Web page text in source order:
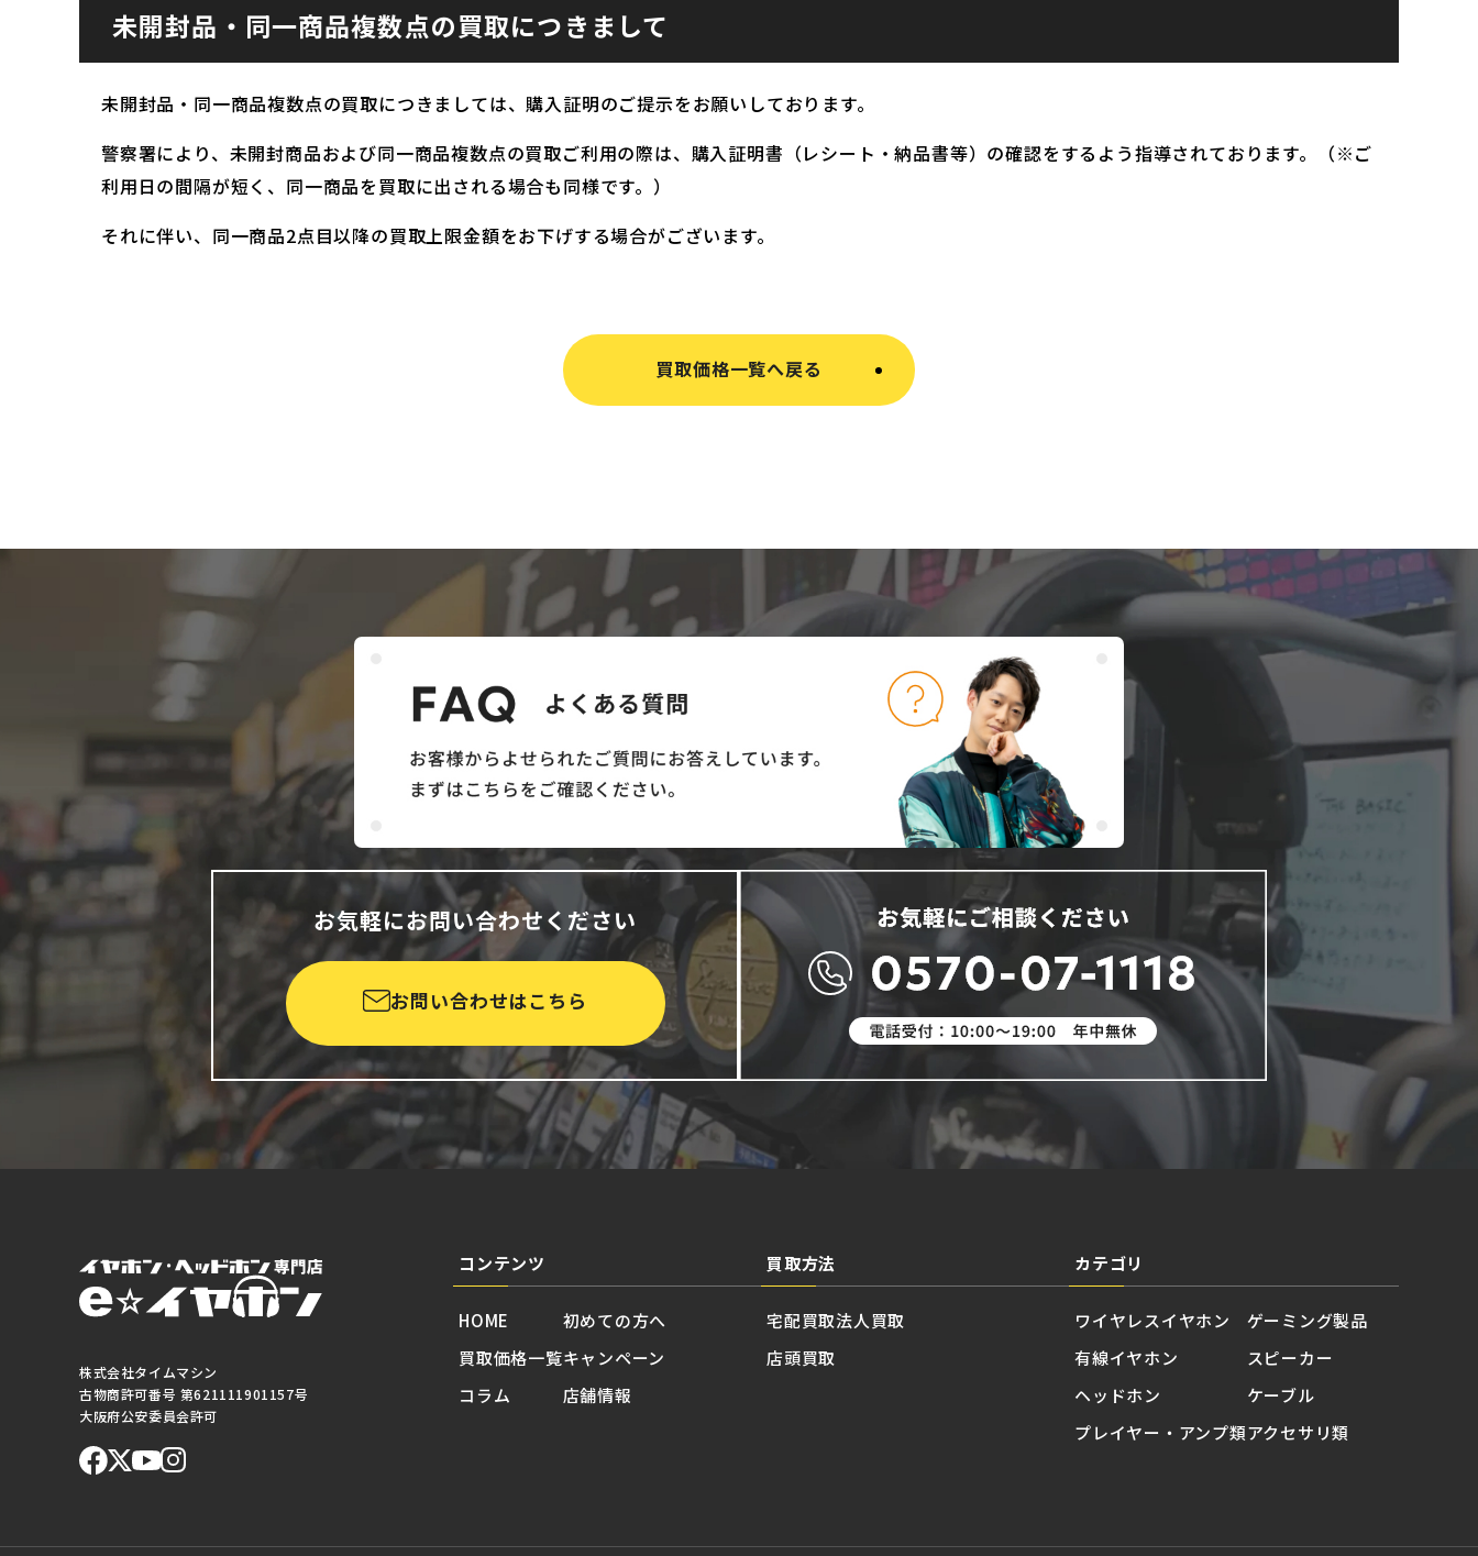
未開封品・同一商品複数点の買取につきまして
未開封品・同一商品複数点の買取につきましては、購入証明のご提示をお願いしております。
警察署により、未開封商品および同一商品複数点の買取ご利用の際は、購入証明書（レシート・納品書等）の確認をするよう指導されております。（※ご
利用日の間隔が短く、同一商品を買取に出される場合も同様です。）
それに伴い、同一商品2点目以降の買取上限金額をお下げする場合がございます。
買取価格一覧へ戻る
お気軽にお問い合わせください
お問い合わせはこちら
株式会社タイムマシン
古物商許可番号 第621111901157号
大阪府公安委員会許可
コンテンツ
HOME
買取価格一覧
コラム
初めての方へ
キャンペーン
店舗情報
買取方法
宅配買取
店頭買取
法人買取
カテゴリ
ワイヤレスイヤホン
有線イヤホン
ヘッドホン
プレイヤー・アンプ類
ゲーミング製品
スピーカー
ケーブル
アクセサリ類